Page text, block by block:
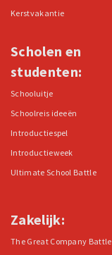
Kerstvakantie
Scholen en
studenten:
Schooluitje
Schoolreis ideeën
Introductiespel
Introductieweek
Ultimate School Battle
Zakelijk:
The Great Company Battle